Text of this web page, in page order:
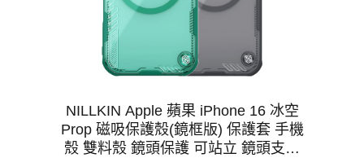
NILLKIN Apple 蘋果 iPhone 16 冰空
Prop 磁吸保護殼(鏡框版) 保護套 手機
殼 雙料殼 鏡頭保護 可站立 鏡頭支架